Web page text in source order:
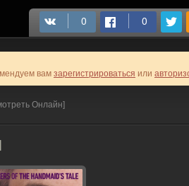
вам зарегистрироваться или
Онлайн]